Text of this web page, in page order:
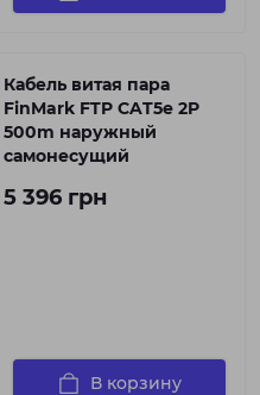
Кабель витая пара
FinMark FTP CAT5e 2P
500m наружный
самонесущий
5 396 грн
В корзину